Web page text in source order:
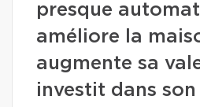
presque
améliore la
augmente sa
investit dans